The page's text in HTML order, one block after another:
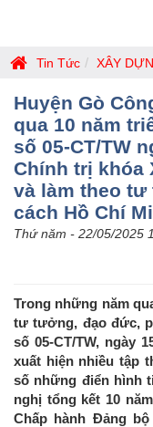
Tin Tức XÂY
Huyện Gò
qua 10 năm
số 05-CT/TW
Chính trị khóa
và làm theo
cách Hồ Chí
Thứ năm - 22/05/2025
Trong những năm
tư tưởng, đạo đức,
số 05-CT/TW, ngày
xuất hiện nhiều tập
số những điển hình
nghị tổng kết 10
Chấp hành Đảng